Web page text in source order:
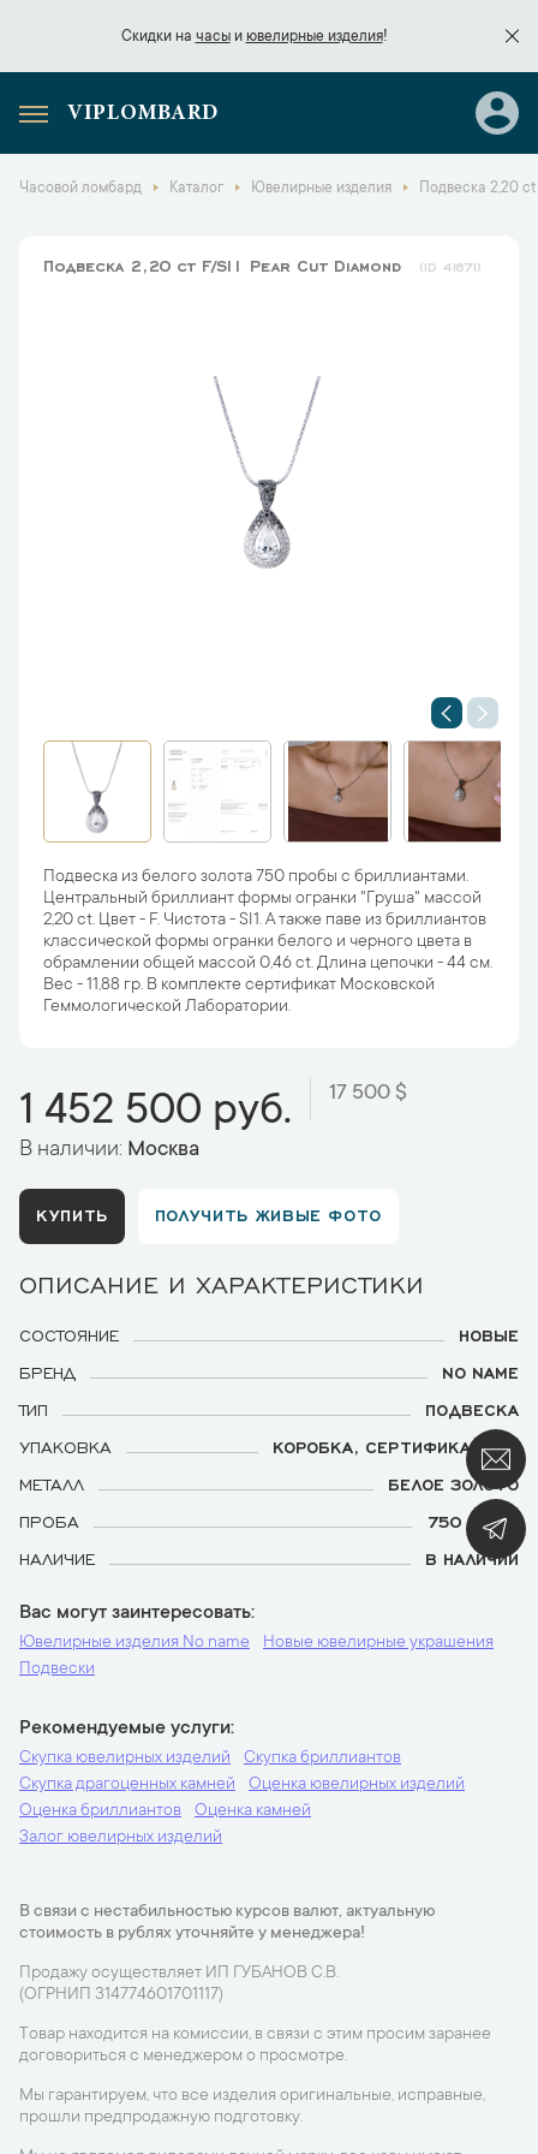
Скидки на часыи ювелирные изделия!
Скидки начасы
VIPLOMBARD
Часовой ломбард Каталог Ювелирные изделия Подвеска 2,20 ct
Подвеска 2,20 ct F/SI1 Pear Cut Diamond 41871
Подвеска из белого золота 750 пробы с бриллиантами.
Центральный бриллиант формы огранки "Груша" массой
2,20 ct. Цвет - F. Чистота - SI1. А также паве из бриллиантов
классической формы огранки белого и черного цвета в
обрамлении общей массой 0,46 ct. Длина цепочки - 44 см.
Вес - 11,88 гр. В комплекте сертификат Московской
Геммологической Лаборатории.
1 452 500 руб. 17 500 $
В наличии: Москва
КУПИТЬ ПОЛУЧИТЬ ЖИВЫЕ ФОТО
ОПИСАНИЕ И ХАРАКТЕРИСТИКИ
СОСТОЯНИЕ
НОВЫЕ
БРЕНД
NO NAME
ТИП
ПОДВЕСКА
УПАКОВКА
КОРОБКА, СЕРТИФИКАТ МГЛ
МЕТАЛЛ
БЕЛОЕ ЗОЛОТО
ПРОБА
750 И 585
НАЛИЧИЕ
В НАЛИЧИИ
Вас могут заинтересовать
Ювелирные изделия No name
Новые ювелирные украшения
Подвески
Рекомендуемые услуги
Скупка ювелирных изделий
Скупка бриллиантов
Скупка драгоценных камней
Оценка ювелирных изделий
Оценка бриллиантов
Оценка камней
Залог ювелирных изделий
В связи с нестабильностью курсов валют, актуальную
стоимость в рублях уточняйте у менеджера!
Продажу осуществляет ИП ГУБАНОВ С.В.
(ОГРНИП 314774601701117)
Товар находится на комиссии, в связи с этим просим заранее
договориться с менеджером о просмотре.
Мы гарантируем, что все изделия оригинальные, исправные,
прошли предпродажную подготовку.